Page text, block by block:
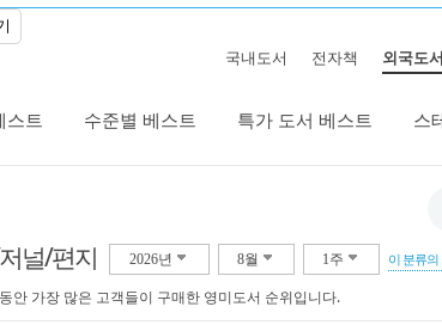
국내도서 전자책 외국도서
스트 수준별 베스트 특가 도서 베스트 스
널/편지 2026년 8월 1주 이 분류의
안 가장 많은 고객들이 구매한 영미도서 순위입니다.